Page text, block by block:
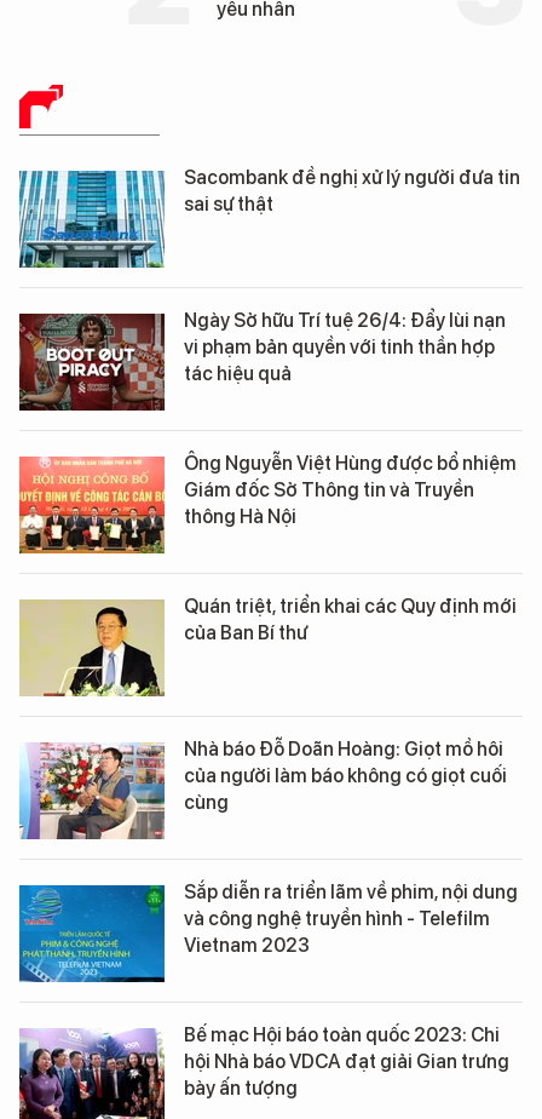
BÁO CHÍ SỐ
Sacombank đề nghị xử lý người đưa tin
sai sự thật
Ngày Sở hữu Trí tuệ 26/4: Đẩy lùi nạn
vi phạm bản quyền với tinh thần hợp
tác hiệu quả
Ông Nguyễn Việt Hùng được bổ nhiệm
Giám đốc Sở Thông tin và Truyền
thông Hà Nội
Quán triệt, triển khai các Quy định mới
của Ban Bí thư
Nhà báo Đỗ Doãn Hoàng: Giọt mồ hôi
của người làm báo không có giọt cuối
cùng
Sắp diễn ra triển lãm về phim, nội dung
và công nghệ truyền hình - Telefilm
Vietnam 2023
Bế mạc Hội báo toàn quốc 2023: Chi
hội Nhà báo VDCA đạt giải Gian trưng
bày ấn tượng